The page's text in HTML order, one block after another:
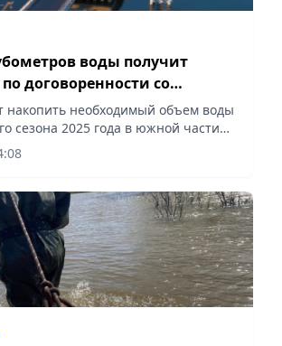
воды получит
договоренности со
Азии
накопить необходимый объем воды
сезона 2025 года в южной части
Около 11 млрд
получит Казахстан по реке